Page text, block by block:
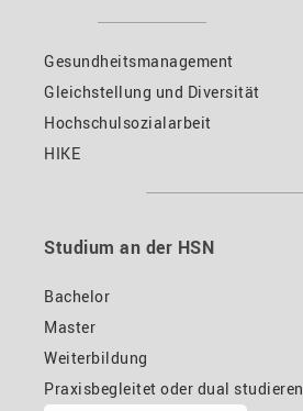
Gesundheitsmanagement
Gleichstellung und Diversität
Hochschulsozialarbeit
HIKE
Studium an der HSN
Bachelor
Master
Weiterbildung
Praxisbegleitet oder dual studieren